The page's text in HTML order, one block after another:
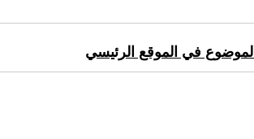
في الموقع الرئيسي